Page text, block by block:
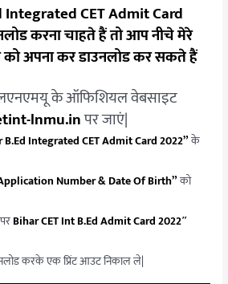
CET Admit Card
करना चाहते हैं तो आप नीचे मेरे
को अपना कर डाउनलोड कर सकते हैं
के ऑफिशियल वेबसाइट
lnmu.inपर जाएं|
B.Ed Integrated CET Admit Card 2022”के
Number & Date Of Birth”को
Bihar CET Int B.Ed Admit Card 2022″
करके एक प्रिंट आउट निकाल ले|